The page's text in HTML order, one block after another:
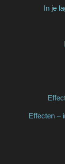
In je
Effecten –